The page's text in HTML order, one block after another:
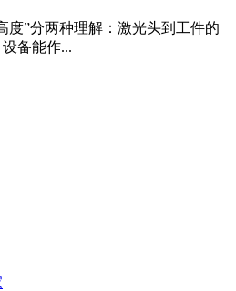
度”分两种理解：激光头到工件的
备能作...